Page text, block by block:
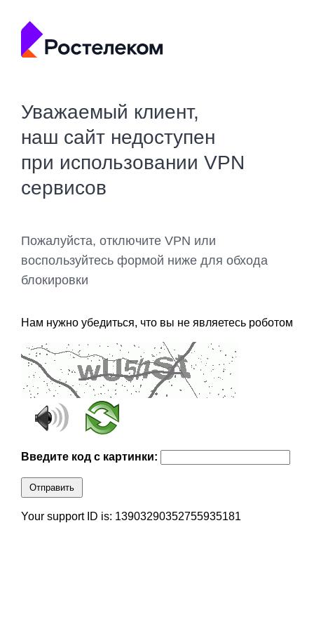
Уважаемый клиент,
наш сайт недоступен
при использовании VPN
сервисов
Пожалуйста, отключите VPN или
воспользуйтесь формой ниже для обхода
блокировки
Нам нужно убедиться, что вы не являетесь роботом
Введите код с картинки:
Отправить
Your support ID is: 13903290352755935181